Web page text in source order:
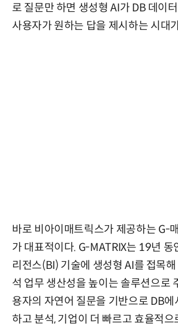
로 질문만 하면 생성형 AI가 DB 데이
사용자가 원하는 답을 제시하는 시대
바로 비아이매트릭스가 제공하는 G-
가 대표적이다. G-MATRIX는 19년 동
리전스(BI) 기술에 생성형 AI를 접목
석 업무 생산성을 높이는 솔루션으로
용자의 자연어 질문을 기반으로 DB
하고 분석, 기업이 더 빠르고 효율적으